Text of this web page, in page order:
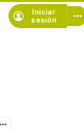
Iniciar
sesión